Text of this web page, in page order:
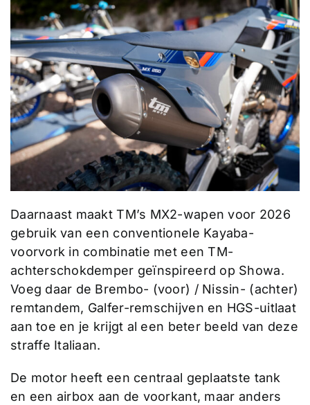
Daarnaast maakt TM’s MX2-wapen voor 2026
gebruik van een conventionele Kayaba-
voorvork in combinatie met een TM-
achterschokdemper geïnspireerd op Showa.
Voeg daar de Brembo- (voor) / Nissin- (achter)
remtandem, Galfer-remschijven en HGS-uitlaat
aan toe en je krijgt al een beter beeld van deze
straffe Italiaan.
De motor heeft een centraal geplaatste tank
en een airbox aan de voorkant, maar anders